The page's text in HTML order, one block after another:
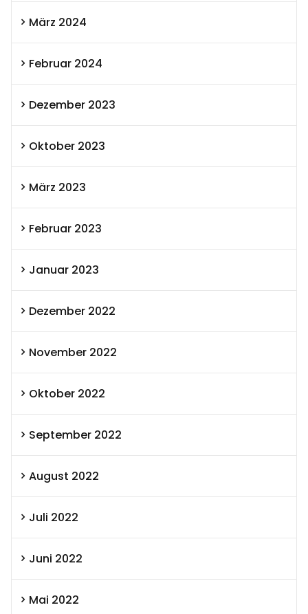
März 2024
Februar 2024
Dezember 2023
Oktober 2023
März 2023
Februar 2023
Januar 2023
Dezember 2022
November 2022
Oktober 2022
September 2022
August 2022
Juli 2022
Juni 2022
Mai 2022